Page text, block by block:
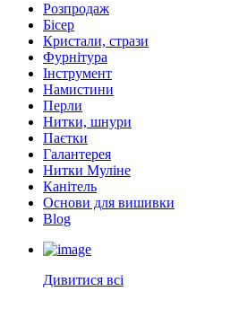
Розпродаж
Бісер
Кристали, стрази
Фурнітура
Інструмент
Намистини
Перли
Нитки, шнури
Паєтки
Галантерея
Нитки Муліне
Канітель
Основи для вишивки
Blog
Дивитися всі